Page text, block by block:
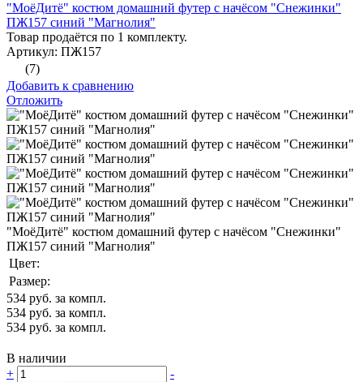
"МоёДитё" костюм домашний футер с начёсом "Снежинки"
ПЖ157 синий "Магнолия"
Товар продаётся по 1 комплекту.
Артикул: ПЖ157
(7)
Добавить к сравнению
Отложить
"МоёДитё" костюм домашний футер с начёсом "Снежинки"
ПЖ157 синий "Магнолия"
Цвет:
Размер:
534 руб. за компл.
534 руб. за компл.
534 руб. за компл.
В наличии
+
-